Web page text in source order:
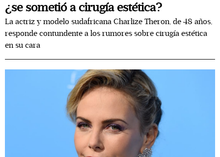
¿se sometió a cirugía estética?
La actriz y modelo sudafricana Charlize Theron, de 48 años,
responde contundente a los rumores sobre cirugía estética
en su cara